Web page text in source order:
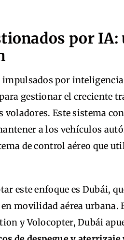
por IA:
impulsados por
gestionar el creciente
Este sistema
a los vehículos
de control aéreo que
este enfoque es Dubái,
movilidad aérea urbana.
y Volocopter, Dubái